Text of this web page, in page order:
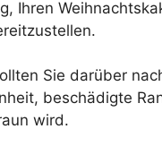
Ihren
Sie darüber
beschädigte
wird.